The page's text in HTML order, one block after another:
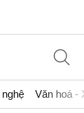
Văn hoá -